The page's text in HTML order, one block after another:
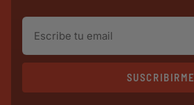
SUSCRIBIRME